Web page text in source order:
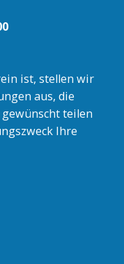
ist, stellen wir
aus, die
teilen
Ihre